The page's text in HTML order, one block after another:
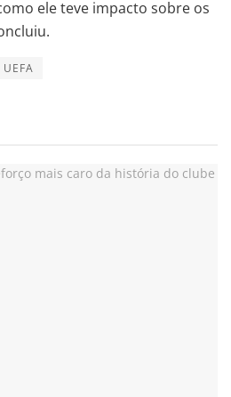
ele teve impacto sobre os
UEFA